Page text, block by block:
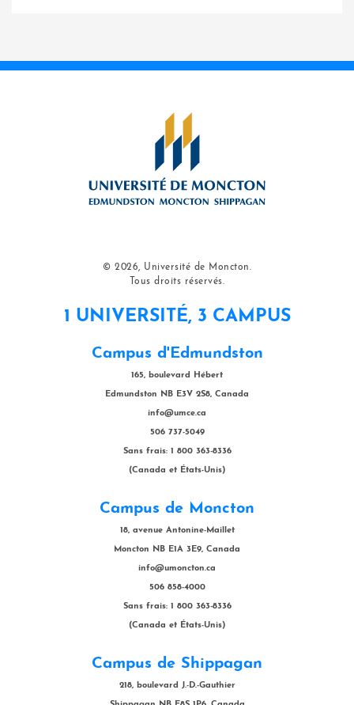
© 2026, Université de Moncton.
Tous droits réservés.
1 UNIVERSITÉ, 3 CAMPUS
Campus d'Edmundston
165, boulevard Hébert
Edmundston NB E3V 2S8, Canada
info@umce.ca
506 737-5049
Sans frais: 1 800 363-8336
(Canada et États-Unis)
Campus de Moncton
18, avenue Antonine-Maillet
Moncton NB E1A 3E9, Canada
info@umoncton.ca
506 858-4000
Sans frais: 1 800 363-8336
(Canada et États-Unis)
Campus de Shippagan
218, boulevard J.-D.-Gauthier